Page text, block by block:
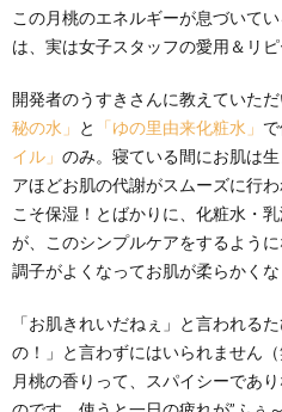
この月桃のエネルギーが息づいてい
は、実は女子スタッフの愛用＆リピ
開発者のうすきさんに教えていただ
秘の水」 と 「ゆの里由来化粧水」
イル」 のみ。寝ている間にお肌は
アほどお肌の代謝がスムーズに行
こそ保湿！とばかりに、化粧水・
が、このシンプルケアをするよう
調子がよくなってお肌が柔らかくな
「お肌きれいだねぇ」と言われる
の！」と言わずにはいられません（
月桃の香りって、スパイシーであ